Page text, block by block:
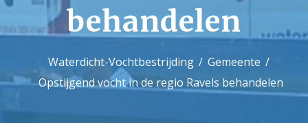
behandelen
Waterdicht-Vochtbestrijding
Gemeente
Opstijgend vocht in de regio Ravels behandelen